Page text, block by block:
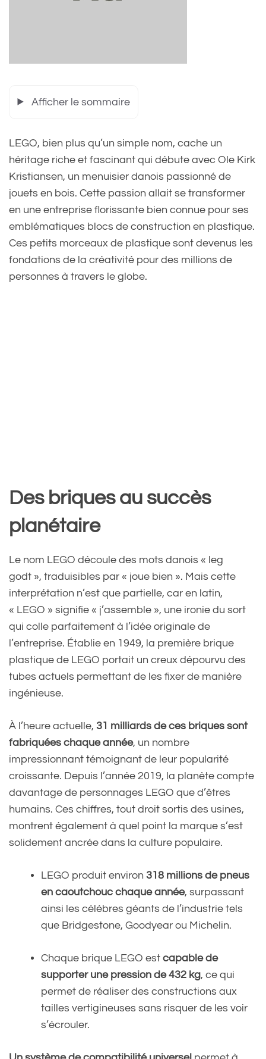
Afficher le sommaire
LEGO, bien plus qu’un simple nom, cache un
héritage riche et fascinant qui débute avec Ole Kirk
Kristiansen, un menuisier danois passionné de
jouets en bois. Cette passion allait se transformer
en une entreprise florissante bien connue pour ses
emblématiques blocs de construction en plastique.
Ces petits morceaux de plastique sont devenus les
fondations de la créativité pour des millions de
personnes à travers le globe.
Des briques au succès
planétaire
Le nom LEGO découle des mots danois « leg
godt », traduisibles par « joue bien ». Mais cette
interprétation n’est que partielle, car en latin,
« LEGO » signifie « j’assemble », une ironie du sort
qui colle parfaitement à l’idée originale de
l’entreprise. Établie en 1949, la première brique
plastique de LEGO portait un creux dépourvu des
tubes actuels permettant de les fixer de manière
ingénieuse.
À l’heure actuelle, 31 milliards de ces briques sont
fabriquées chaque année, un nombre
impressionnant témoignant de leur popularité
croissante. Depuis l’année 2019, la planète compte
davantage de personnages LEGO que d’êtres
humains. Ces chiffres, tout droit sortis des usines,
montrent également à quel point la marque s’est
solidement ancrée dans la culture populaire.
LEGO produit environ 318 millions de pneus
en caoutchouc chaque année, surpassant
ainsi les célèbres géants de l’industrie tels
que Bridgestone, Goodyear ou Michelin.
Chaque brique LEGO est capable de
supporter une pression de 432 kg, ce qui
permet de réaliser des constructions aux
tailles vertigineuses sans risquer de les voir
s’écrouler.